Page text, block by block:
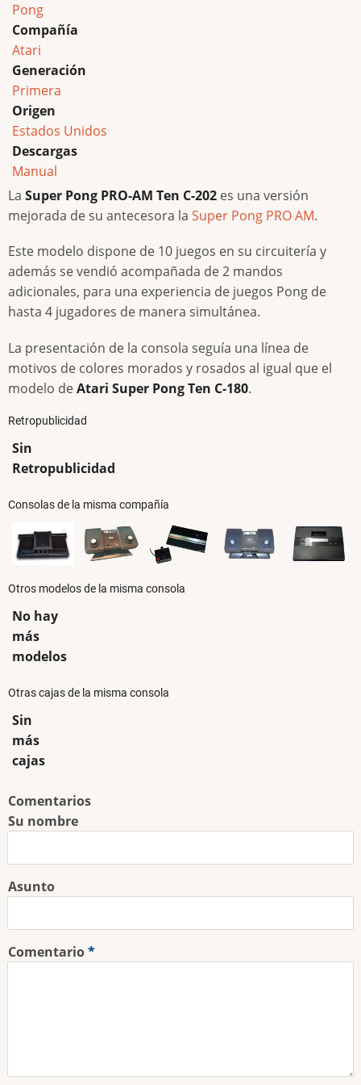
Pong
Compañía
Atari
Generación
Primera
Origen
Estados Unidos
Descargas
Manual
La Super Pong PRO-AM Ten C-202 es una versión
mejorada de su antecesora la Super Pong PRO AM.
Este modelo dispone de 10 juegos en su circuitería y
además se vendió acompañada de 2 mandos
adicionales, para una experiencia de juegos Pong de
hasta 4 jugadores de manera simultánea.
La presentación de la consola seguía una línea de
motivos de colores morados y rosados al igual que el
modelo deAtari Super Pong Ten C-180.
Retropublicidad
Sin
Retropublicidad
Consolas de la misma compañía
Otros modelos de la misma consola
No hay
más
modelos
Otras cajas de la misma consola
Sin
más
cajas
Comentarios
Su nombre
Asunto
Comentario